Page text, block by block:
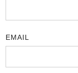
EMAIL